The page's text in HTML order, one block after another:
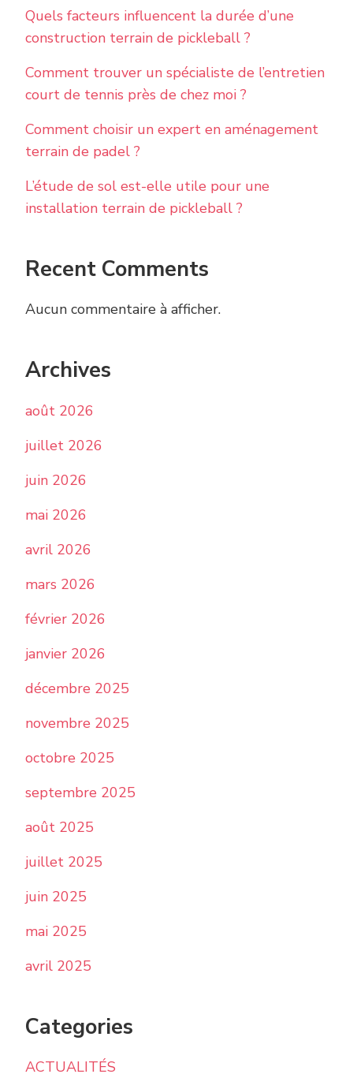
Quels facteurs influencent la durée d’une
construction terrain de pickleball ?
Comment trouver un spécialiste de l’entretien
court de tennis près de chez moi ?
Comment choisir un expert en aménagement
terrain de padel ?
L’étude de sol est-elle utile pour une
installation terrain de pickleball ?
Recent Comments
Aucun commentaire à afficher.
Archives
août 2026
juillet 2026
juin 2026
mai 2026
avril 2026
mars 2026
février 2026
janvier 2026
décembre 2025
novembre 2025
octobre 2025
septembre 2025
août 2025
juillet 2025
juin 2025
mai 2025
avril 2025
Categories
ACTUALITÉS